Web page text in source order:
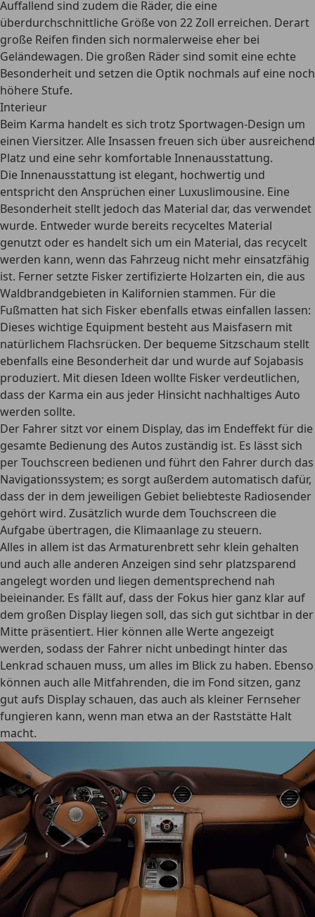
Auffallend sind zudem die Räder, die eine
überdurchschnittliche Größe von 22 Zoll erreichen. Derart
große Reifen finden sich normalerweise eher bei
Geländewagen. Die großen Räder sind somit eine echte
Besonderheit und setzen die Optik nochmals auf eine noch
höhere Stufe.
Interieur
Beim Karma handelt es sich trotz Sportwagen-Design um
einen Viersitzer. Alle Insassen freuen sich überausreichend
Platz und eine sehr komfortable Innenausstattung.
Die Innenausstattung ist elegant, hochwertig und
entspricht den Ansprüchen einer Luxuslimousine. Eine
Besonderheit stellt jedoch das Material dar, das verwendet
wurde. Entweder wurde bereits recyceltes Material
genutzt oder es handelt sich um ein Material, das recycelt
werden kann, wenn das Fahrzeug nicht mehr einsatzfähig
ist. Ferner setzte Fisker zertifizierte Holzarten ein, die aus
Waldbrandgebieten in Kalifornien stammen. Für die
Fußmatten hat sich Fisker ebenfalls etwas einfallen lassen:
Dieses wichtige Equipment besteht aus Maisfasern mit
natürlichem Flachsrücken. Der bequeme Sitzschaum stellt
ebenfalls eine Besonderheit dar und wurde auf Sojabasis
produziert. Mit diesen Ideen wollte Fisker verdeutlichen,
dass der Karma ein aus jeder Hinsicht nachhaltiges Auto
werden sollte.
Der Fahrer sitzt vor einem Display, das im Endeffekt für die
gesamte Bedienung des Autos zuständig ist. Es lässt sich
per Touchscreen bedienen und führt den Fahrer durch das
Navigationssystem; es sorgt außerdem automatisch dafür,
dass der in dem jeweiligen Gebiet beliebteste Radiosender
gehört wird. Zusätzlich wurde dem Touchscreen die
Aufgabe übertragen, die Klimaanlage zu steuern.
Alles in allem ist das Armaturenbrett sehr klein gehalten
und auch alle anderen Anzeigen sind sehr platzsparend
angelegt worden und liegen dementsprechend nah
beieinander. Es fällt auf, dass der Fokus hier ganz klar auf
dem großen Display liegen soll, das sich gut sichtbar in der
Mitte präsentiert. Hier können alle Werte angezeigt
werden, sodass der Fahrer nicht unbedingt hinter das
Lenkrad schauen muss, um alles im Blick zu haben. Ebenso
können auch alle Mitfahrenden, die im Fond sitzen, ganz
gut aufs Display schauen, das auch als kleiner Fernseher
fungieren kann, wenn man etwa an der Raststätte Halt
macht.